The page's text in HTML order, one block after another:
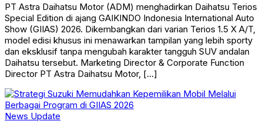
PT Astra Daihatsu Motor (ADM) menghadirkan Daihatsu Terios
Special Edition di ajang GAIKINDO Indonesia International Auto
Show (GIIAS) 2026. Dikembangkan dari varian Terios 1.5 X A/T,
model edisi khusus ini menawarkan tampilan yang lebih sporty
dan eksklusif tanpa mengubah karakter tangguh SUV andalan
Daihatsu tersebut. Marketing Director & Corporate Function
Director PT Astra Daihatsu Motor, […]
News Update